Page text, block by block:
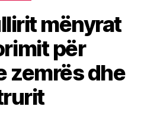
mënyrat
për
zemrës dhe